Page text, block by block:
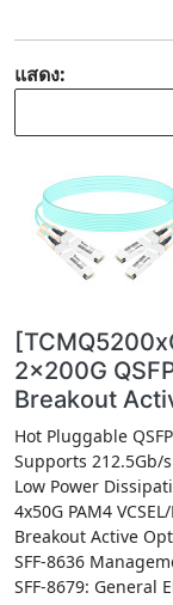
แสดง:
2x200G
Breakout
Hot Pluggable
Supports
Low Power
4x50G PAM4
Breakout Active
SFF-8636
SFF-8679: General